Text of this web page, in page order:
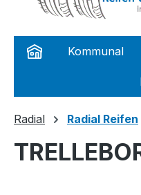
Kommunal
Radial Radial Reifen